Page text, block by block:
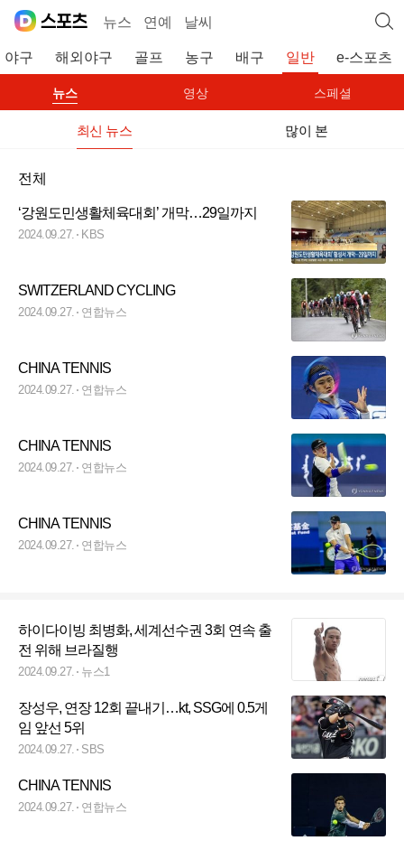
뉴스 연예 날씨
야구 해외야구 골프 농구 배구 일반 e-스포츠
뉴스 영상 스페셜
최신 뉴스 많이 본
전체
‘강원도민생활체육대회’ 개막…29일까지
2024.09.27. KBS
SWITZERLAND CYCLING
2024.09.27. 연합뉴스
CHINA TENNIS
2024.09.27. 연합뉴스
CHINA TENNIS
2024.09.27. 연합뉴스
CHINA TENNIS
2024.09.27. 연합뉴스
하이다이빙 최병화, 세계선수권 3회 연속 출
전 위해 브라질행
2024.09.27. 뉴스1
장성우, 연장 12회 끝내기…kt, SSG에 0.5게
임 앞선 5위
2024.09.27. SBS
CHINA TENNIS
2024.09.27. 연합뉴스